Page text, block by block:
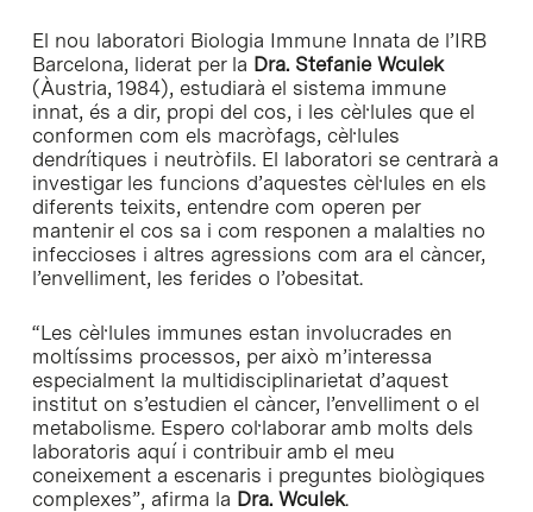
El nou laboratori Biologia Immune Innata de l’IRB
Barcelona, liderat per la Dra. Stefanie Wculek
(Àustria, 1984), estudiarà el sistema immune
innat, és a dir, propi del cos, i les cèl·lules que el
conformen com els macròfags, cèl·lules
dendrítiques i neutròfils. El laboratori se centrarà a
investigar les funcions d’aquestes cèl·lules en els
diferents teixits, entendre com operen per
mantenir el cos sa i com responen a malalties no
infeccioses i altres agressions com ara el càncer,
l’envelliment, les ferides o l’obesitat.
“Les cèl·lules immunes estan involucrades en
moltíssims processos, per això m’interessa
especialment la multidisciplinarietat d’aquest
institut on s’estudien el càncer, l’envelliment o el
metabolisme. Espero col·laborar amb molts dels
laboratoris aquí i contribuir amb el meu
coneixement a escenaris i preguntes biològiques
complexes”, afirma la Dra. Wculek.